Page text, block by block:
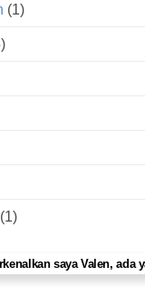
(1)
(1)
saya Valen, ada